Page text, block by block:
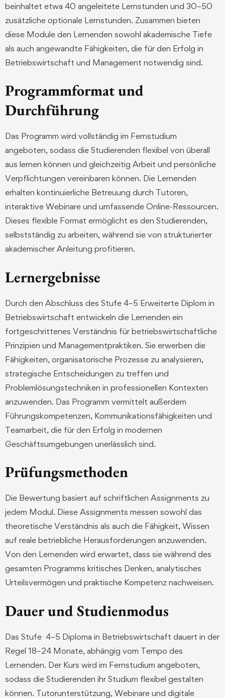
beinhaltet etwa 40 angeleitete Lernstunden und 30–50
zusätzliche optionale Lernstunden. Zusammen bieten
diese Module den Lernenden sowohl akademische Tiefe
als auch angewandte Fähigkeiten, die für den Erfolg in
Betriebswirtschaft und Management notwendig sind.
Programmformat und
Durchführung
Das Programm wird vollständig im Fernstudium
angeboten, sodass die Studierenden flexibel von überall
aus lernen können und gleichzeitig Arbeit und persönliche
Verpflichtungen vereinbaren können. Die Lernenden
erhalten kontinuierliche Betreuung durch Tutoren,
interaktive Webinare und umfassende Online-Ressourcen.
Dieses flexible Format ermöglicht es den Studierenden,
selbstständig zu arbeiten, während sie von strukturierter
akademischer Anleitung profitieren.
Lernergebnisse
Durch den Abschluss des Stufe 4–5 Erweiterte Diplom in
Betriebswirtschaft entwickeln die Lernenden ein
fortgeschrittenes Verständnis für betriebswirtschaftliche
Prinzipien und Managementpraktiken. Sie erwerben die
Fähigkeiten, organisatorische Prozesse zu analysieren,
strategische Entscheidungen zu treffen und
Problemlösungstechniken in professionellen Kontexten
anzuwenden. Das Programm vermittelt außerdem
Führungskompetenzen, Kommunikationsfähigkeiten und
Teamarbeit, die für den Erfolg in modernen
Geschäftsumgebungen unerlässlich sind.
Prüfungsmethoden
Die Bewertung basiert auf schriftlichen Assignments zu
jedem Modul. Diese Assignments messen sowohl das
theoretische Verständnis als auch die Fähigkeit, Wissen
auf reale betriebliche Herausforderungen anzuwenden.
Von den Lernenden wird erwartet, dass sie während des
gesamten Programms kritisches Denken, analytisches
Urteilsvermögen und praktische Kompetenz nachweisen.
Dauer und Studienmodus
Das Stufe 4–5 Diploma in Betriebswirtschaft dauert in der
Regel 18–24 Monate, abhängig vom Tempo des
Lernenden. Der Kurs wird im Fernstudium angeboten,
sodass die Studierenden ihr Studium flexibel gestalten
können. Tutorunterstützung, Webinare und digitale